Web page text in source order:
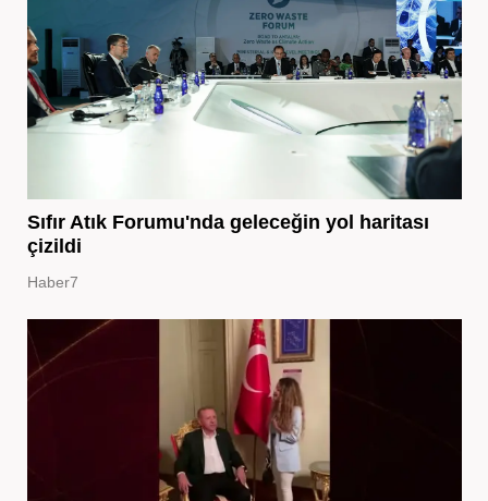
Sıfır Atık Forumu'nda geleceğin yol haritası
çizildi
Haber7